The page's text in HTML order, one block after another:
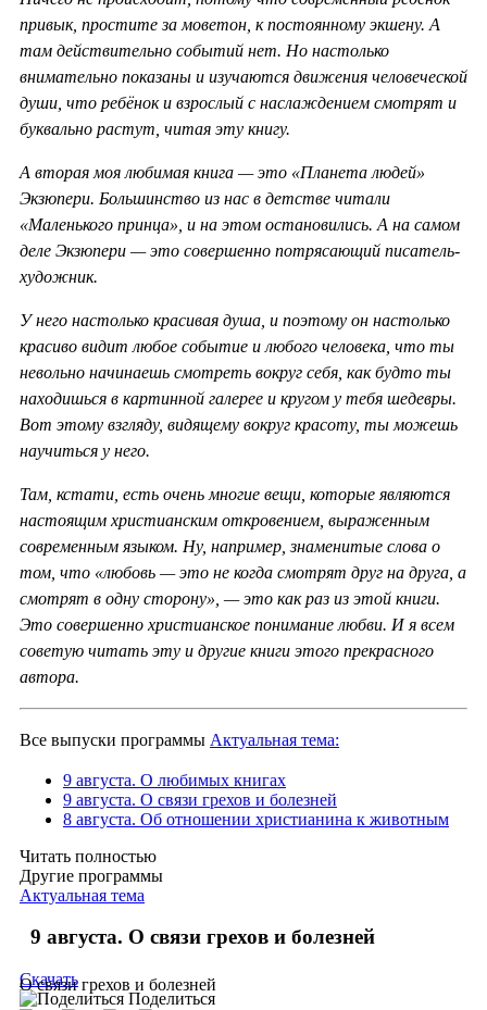
привык, простите за моветон, к постоянному экшену. А
там действительно событий нет. Но настолько
внимательно показаны и изучаются движения человеческой
души, что ребёнок и взрослый с наслаждением смотрят и
буквально растут, читая эту книгу.
А вторая моя любимая книга — это «Планета людей»
Экзюпери. Большинство из нас в детстве читали
«Маленького принца», и на этом остановились. А на самом
деле Экзюпери — это совершенно потрясающий писатель-
художник.
У него настолько красивая душа, и поэтому он настолько
красиво видит любое событие и любого человека, что ты
невольно начинаешь смотреть вокруг себя, как будто ты
находишься в картинной галерее и кругом у тебя шедевры.
Вот этому взгляду, видящему вокруг красоту, ты можешь
научиться у него.
Там, кстати, есть очень многие вещи, которые являются
настоящим христианским откровением, выраженным
современным языком. Ну, например, знаменитые слова о
том, что «любовь — это не когда смотрят друг на друга, а
смотрят в одну сторону», — это как раз из этой книги.
Это совершенно христианское понимание любви. И я всем
советую читать эту и другие книги этого прекрасного
автора.
Все выпуски программы Актуальная тема:
9 августа. О любимых книгах
9 августа. О связи грехов и болезней
8 августа. Об отношении христианина к животным
Читать полностью
Другие программы
Актуальная тема
9 августа. О связи грехов и болезней
О связи грехов и болезней
Скачать
Поделиться